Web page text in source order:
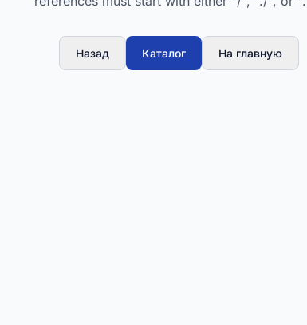
Назад Каталог На главную